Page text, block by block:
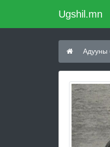
Ugshil.mn
Адууны